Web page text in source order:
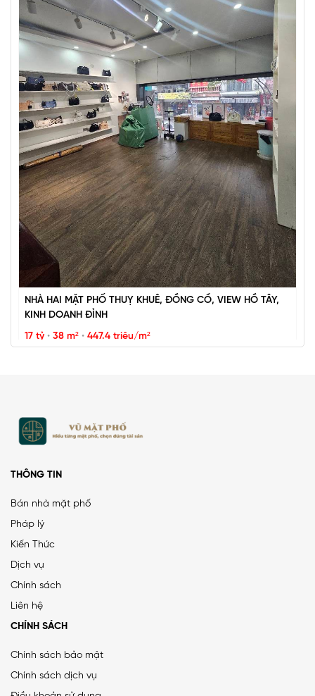
BÁN ĐẢO VŨ MIÊN, SIÊU PHẨM MẶT HỒ TÂY, 2 THOÁNG,
NHÀ DÂN XÂY
67 tỷ•57 m²•1.2 tỷ/m²
Vũ Miên
PHÂN LÔ LẠC TRUNG 2 Ô TÔ DỪNG ĐỖ, VỈA HÈ, DÂN XÂY
Lạc Trung
NHÀ HAI MẶT PHỐ THUỴ KHUÊ, ĐỒNG CỔ, VIEW HỒ TÂY,
KINH DOANH ĐỈNH
17 tỷ • 38 m² • 447.4 triệu/m²
MẶT ĐƯỜNG VÀNH ĐAI 1, LÔ GÓC, MẶT TIỀN 8.8M, ĐƯỜNG
THÔNG TIN
Bán nhà mặt phố
Pháp lý
Kiến Thức
Dịch vụ
Chính sách
Liên hệ
CHÍNH SÁCH
Chính sách bảo mật
Chính sách dịch vụ